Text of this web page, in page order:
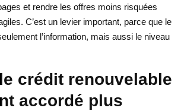
et rendre les offres moins risquées
C’est un levier important, parce que le
l’information, mais aussi le niveau
crédit renouvelable
accordé plus